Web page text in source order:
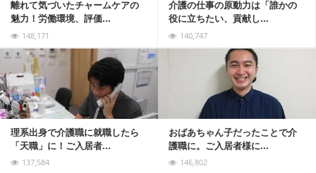
離れて気づいたチャームケアの
魅力！労働環境、評価...
148,171
介護の仕事の原動力は「誰かの
役に立ちたい、貢献し...
140,747
理系出身で介護職に就職したら
「天職」に！ご入居者...
137,584
おばあちゃん子だったことで介
護職に。ご入居者様に...
146,802
記事を読む